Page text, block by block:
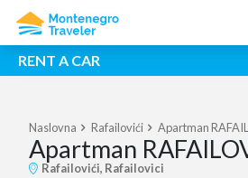
RENT A CAR
Naslovna Rafailovići Apartman
Apartman
Rafailovići, Rafailovici